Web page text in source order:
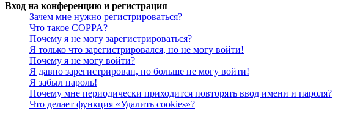
Вход на конференцию и регистрация
Зачем мне нужно регистрироваться?
Что такое COPPA?
Почему я не могу зарегистрироваться?
Я только что зарегистрировался, но не могу войти!
Почему я не могу войти?
Я давно зарегистрирован, но больше не могу войти!
Я забыл пароль!
Почему мне периодически приходится повторять ввод имени и пароля?
Что делает функция «Удалить cookies»?